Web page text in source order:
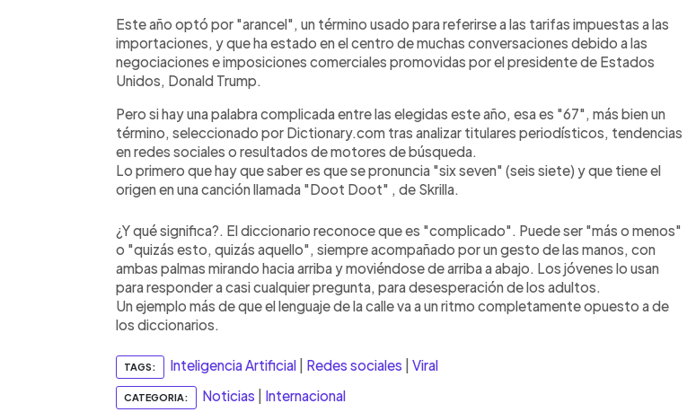
Este año optó por "arancel", un término usado para referirse a las tarifas impuestas a las
importaciones, y que ha estado en el centro de muchas conversaciones debido a las
negociaciones e imposiciones comerciales promovidas por el presidente de Estados
Unidos, Donald Trump.
Pero si hay una palabra complicada entre las elegidas este año, esa es "67", más bien un
término, seleccionado por Dictionary.com tras analizar titulares periodísticos, tendencias
en redes sociales o resultados de motores de búsqueda.
Lo primero que hay que saber es que se pronuncia "six seven" (seis siete) y que tiene el
origen en una canción llamada "Doot Doot" , de Skrilla.
¿Y qué significa?. El diccionario reconoce que es "complicado". Puede ser "más o menos"
o "quizás esto, quizás aquello", siempre acompañado por un gesto de las manos, con
ambas palmas mirando hacia arriba y moviéndose de arriba a abajo. Los jóvenes lo usan
para responder a casi cualquier pregunta, para desesperación de los adultos.
Un ejemplo más de que el lenguaje de la calle va a un ritmo completamente opuesto a de
los diccionarios.
TAGS: Inteligencia Artificial Redes sociales Viral
CATEGORIA: Noticias Internacional